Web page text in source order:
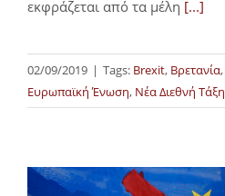
εκφράζεται από τα μέλη [...]
02/09/2019 | Tags: Brexit, Βρετανία,
Ευρωπαϊκή Ένωση, Νέα Διεθνή Τάξη